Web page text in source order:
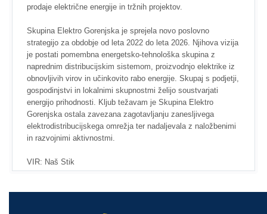
prodaje električne energije in tržnih projektov.
Skupina Elektro Gorenjska je sprejela novo poslovno
strategijo za obdobje od leta 2022 do leta 2026. Njihova vizija
je postati pomembna energetsko-tehnološka skupina z
naprednim distribucijskim sistemom, proizvodnjo elektrike iz
obnovljivih virov in učinkovito rabo energije. Skupaj s podjetji,
gospodinjstvi in lokalnimi skupnostmi želijo soustvarjati
energijo prihodnosti. Kljub težavam je Skupina Elektro
Gorenjska ostala zavezana zagotavljanju zanesljivega
elektrodistribucijskega omrežja ter nadaljevala z naložbenimi
in razvojnimi aktivnostmi.
VIR: Naš Stik